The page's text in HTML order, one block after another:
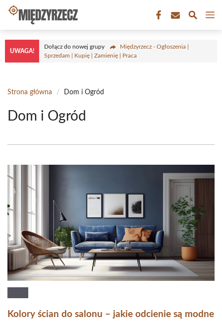
Przejdź
treści
UWAGA!
Dołącz do nowej grupy
Międzyrzecz - Ogłoszenia |
Sprzedam | Kupię | Zamienię | Praca
Strona główna / Dom i Ogród
Dom i Ogród
Kolory ścian do salonu – jakie odcienie są modne